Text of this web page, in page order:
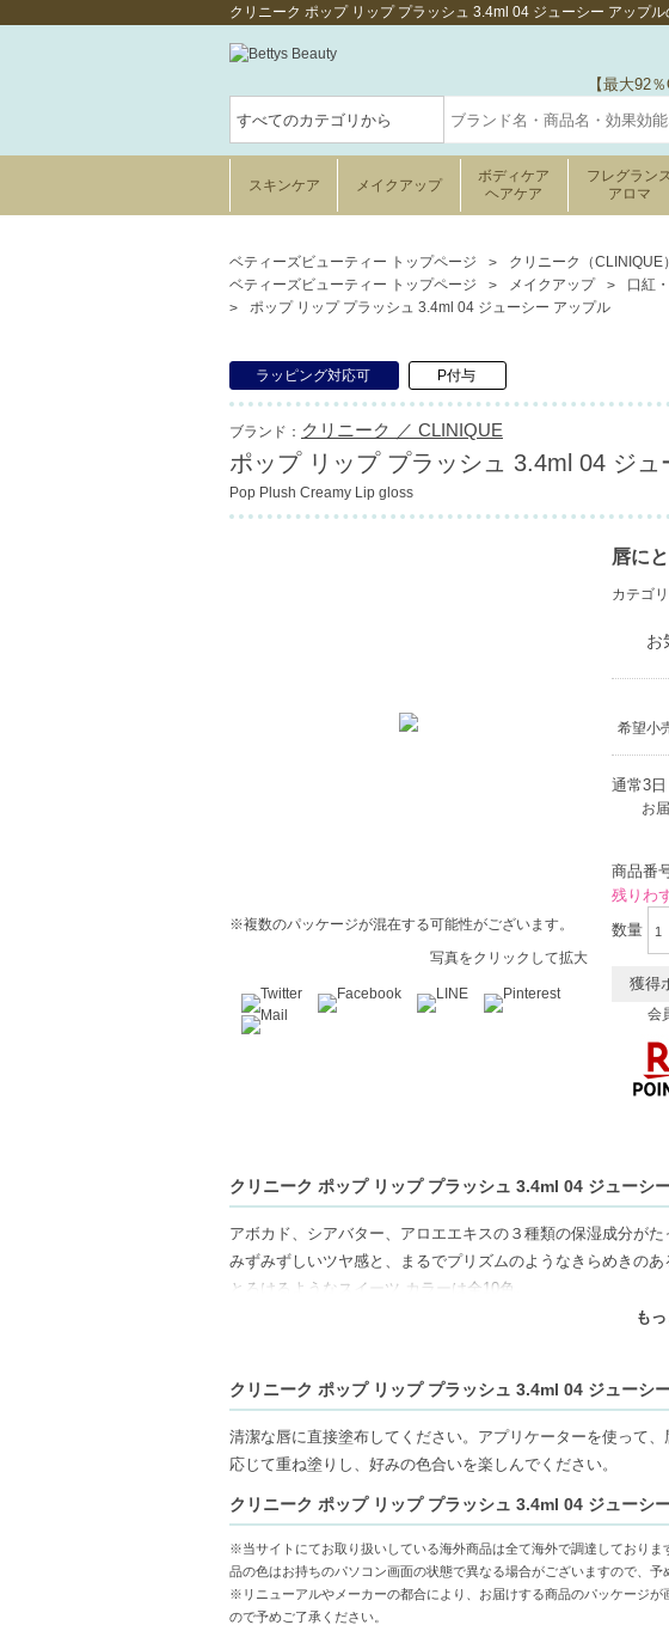
クリニーク ポップ リップ プラッシュ 3.4ml 04 ジューシー アップ
【最大92
スキンケア メイクアップ
ボディケア
ヘアケア
フレグラン
アロマ
ベティーズビューティー トップページ クリニーク（CLINIQUE）
ベティーズビューティー トップページ
メイクアップ 口紅
ポップ リップ プラッシュ 3.4ml 04 ジューシー アップル
ラッピング対応可 P付与
ブランド： クリニーク ／ CLINIQUE
ポップ リップ プラッシュ 3.4ml 04 ジ
Pop Plush Creamy Lip gloss
※複数のパッケージが混在する可能性がございます。
写真をクリックして拡大
唇に
カテゴリ
お
希望小
通常3
お
商品番
残りわ
数量
獲得
会
クリニーク ポップ リップ プラッシュ 3.4ml 04 ジューシ
アボカド、シアバター、アロエエキスの３種類の保湿成分が
みずみずしいツヤ感と、まるでプリズムのようなきらめきのあ
とろけるようなスイーツ カラーは全10色。
長時間持続するツヤ感-みずみずしく光る仕上がりが、くすま
選べるカラーバリエーション-10色の多彩な色展開で、好みに
しっかりした潤いを求める方
【JAN/UPC:0192333142899】
も
クリニーク ポップ リップ プラッシュ 3.4ml 04 ジューシ
清潔な唇に直接塗布してください。アプリケーターを使って
応じて重ね塗りし、好みの色合いを楽しんでください。
クリニーク ポップ リップ プラッシュ 3.4ml 04 ジューシ
※当サイトにてお取り扱いしている海外商品は全て海外で調達しており
品の色はお持ちのパソコン画面の状態で異なる場合がございますので、予
※リニューアルやメーカーの都合により、お届けする商品のパッケージ
ので予めご了承ください。